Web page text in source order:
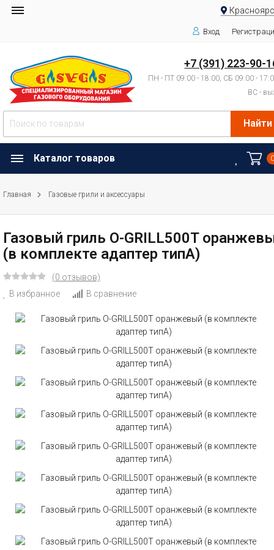
Вход
+7 (391) 223-90-
ПН - ПТ 09:00 - 18:00, СБ 09:00 -
ВС -
Найти
Каталог товаров
Главная Газовые грили и аксессуары
Газовый гриль O-GRILL500T
(в комплекте адаптер типА)
(0 отзывов)
В избранное
В сравнение